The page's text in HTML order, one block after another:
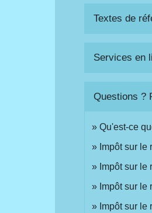
Textes de
Services en
Questions ?
Qu'est-ce
Impôt sur
Impôt sur
Impôt sur
Impôt sur